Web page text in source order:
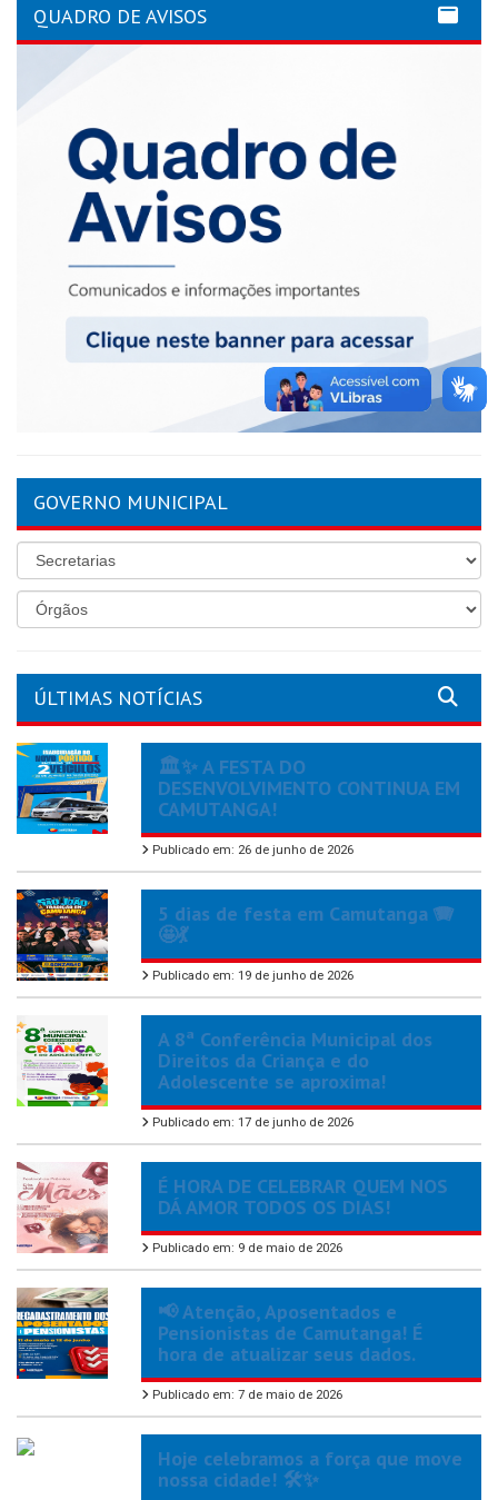
QUADRO DE AVISOS
GOVERNO MUNICIPAL
ÚLTIMAS NOTÍCIAS
🏛️✨ A FESTA DO
DESENVOLVIMENTO CONTINUA EM
CAMUTANGA!
Publicado em: 26 de junho de 2026
5 dias de festa em Camutanga 🪗
🤩💃
Publicado em: 19 de junho de 2026
A 8ª Conferência Municipal dos
Direitos da Criança e do
Adolescente se aproxima!
Publicado em: 17 de junho de 2026
É HORA DE CELEBRAR QUEM NOS
DÁ AMOR TODOS OS DIAS!
Publicado em: 9 de maio de 2026
📢 Atenção, Aposentados e
Pensionistas de Camutanga! É
hora de atualizar seus dados.
Publicado em: 7 de maio de 2026
Hoje celebramos a força que move
nossa cidade! 🛠️✨